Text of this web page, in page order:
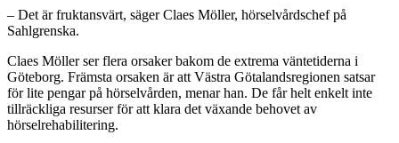
– Det är fruktansvärt, säger Claes Möller, hörselvårdschef på
Sahlgrenska.
Claes Möller ser flera orsaker bakom de extrema väntetiderna i
Göteborg. Främsta orsaken är att Västra Götalandsregionen satsar
för lite pengar på hörselvården, menar han. De får helt enkelt inte
tillräckliga resurser för att klara det växande behovet av
hörselrehabilitering.